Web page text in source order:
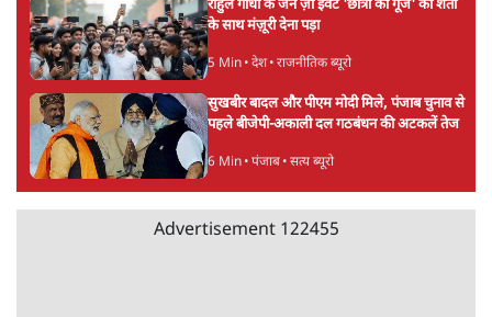
राहुल गांधी के जेन ज़ी इवेंट 'छात्रों की गूंज' को शर्तों
के साथ मंज़ूरी देना पड़ा
5 Min• देश• राजनीतिक ब्यूरो
सुखबीर बादल और पीएम मोदी मिले, पंजाब चुनाव से
पहले बीजेपी-अकाली दल गठबंधन की अटकलें तेज
6 Min• पंजाब• सत्य ब्यूरो
Advertisement 122455